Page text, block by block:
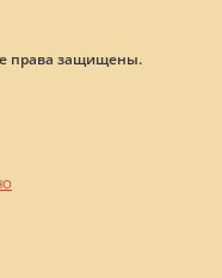
права защищены.